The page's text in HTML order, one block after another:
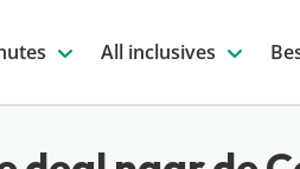
All inclusives